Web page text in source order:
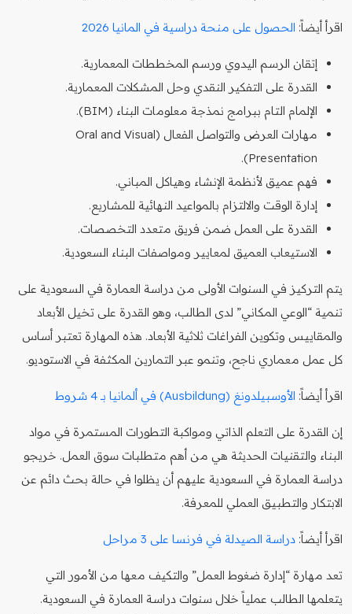
اقرأ أيضاً: الحصول على منحة دراسية في المانيا 2026
إتقان الرسم اليدوي ورسم المخططات المعمارية.
القدرة على التفكير النقدي وحل المشكلات المعمارية.
الإلمام التام ببرامج نمذجة معلومات البناء (BIM).
مهارات العرض والتواصل الفعال (Oral and Visual
Presentation).
فهم عميق لأنظمة الإنشاء وهياكل المباني.
إدارة الوقت والالتزام بالمواعيد النهائية للمشاريع.
القدرة على العمل ضمن فريق متعدد التخصصات.
الاستيعاب العميق لمعايير ومواصفات البناء السعودية.
يتم التركيز في السنوات الأولى من دراسة العمارة في السعودية على
تنمية “الوعي المكاني” لدى الطالب، وهو القدرة على تخيل الأبعاد
والمقاييس وتكوين الفراغات ثلاثية الأبعاد. هذه المهارة تعتبر أساس
كل عمل معماري ناجح، وتنمو عبر التمارين المكثفة في الاستوديو.
اقرأ أيضاً: الأوسبيلدونغ (Ausbildung) في ألمانيا بـ 4 شروط
إن القدرة على التعلم الذاتي ومواكبة التطورات المستمرة في مواد
البناء والتقنيات الحديثة هي من أهم متطلبات سوق العمل. خريجو
دراسة العمارة في السعودية عليهم أن يظلوا في حالة بحث دائم عن
الابتكار والتطبيق العملي للمعرفة.
اقرأ أيضاً: دراسة الصيدلة في فرنسا على 3 مراحل
تعد مهارة “إدارة ضغوط العمل” والتكيف معها من الأمور التي
يتعلمها الطالب عملياً خلال سنوات دراسة العمارة في السعودية.